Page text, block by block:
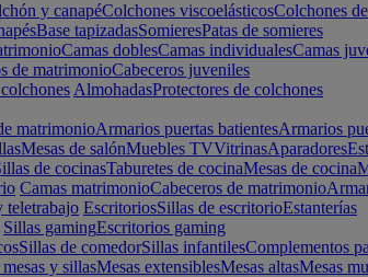
y canapéColchones viscoelásticosColchones
Base tapizadasSomieresPatas de somieres
Camas doblesCamas individualesCamas
de matrimonioCabeceros juveniles
AlmohadasProtectores de colchones
matrimonioArmarios puertas batientesArmarios
Mesas de salónMuebles TVVitrinasAparadores
de cocinasTaburetes de cocinaMesas de cocina
Camas matrimonioCabeceros de matrimonio
teletrabajo EscritoriosSillas de escritorioEstanterías
Sillas gamingEscritorios gaming
Sillas de comedorSillas infantilesComplementos
y sillasMesas extensiblesMesas altasMesas